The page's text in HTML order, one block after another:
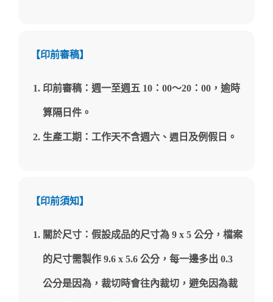
【印前審稿】
印前審稿：週一至週五 10：00～20： 00，逾時
算隔日件。
生產工期：工作天不含週六、 週 日及例假日。
【印前須知】
關於尺寸：假設成品的尺寸為 9 x 5 公分，檔案
的尺寸需製作 9.6 x 5.6 公分，每一邊多出 0.3
公分是因為，裁切時會往內裁切，避免因為裁